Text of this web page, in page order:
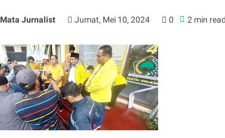
Mata Jurnalist Jumat, Mei 10, 2024 0 2 min read